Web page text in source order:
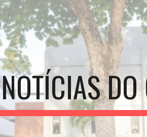
Skip to
NOTÍCIAS DO